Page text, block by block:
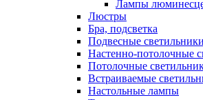
Лампы
Люстры
Бра, подсветка
Подвесные светильники
Настенно-потолочные
Потолочные
Встраиваемые
Настольные лампы